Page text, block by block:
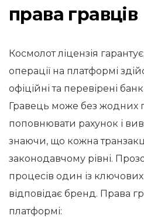
права гравців
Космолот ліцензія
операції на платформі
офіційні та перевірені
Гравець може без жодних
поповнювати рахунок і
знаючи, що кожна
законодавчому рівні.
процесів один із
відповідає бренд. Права
платформі: